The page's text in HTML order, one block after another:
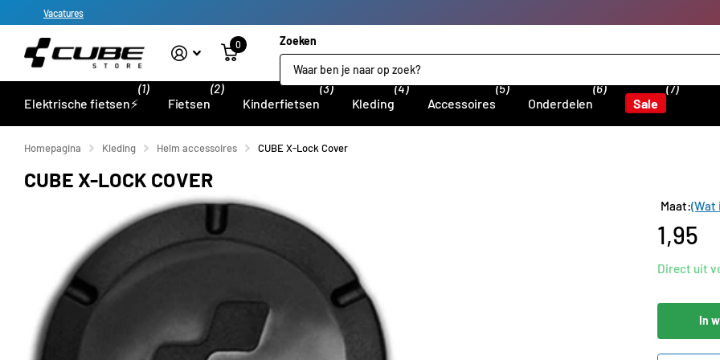
Vacatures
Zoeken
0
Elektrische fietsen⚡
(1)
Fietsen
(2)
Kinderfietsen
(3)
Kleding
(4)
Accessoires
(5)
Onderdelen
(6)
Sale
(7)
Homepagina Kleding Helm accessoires CUBE X-Lock Cover
CUBE X-LOCK COVER
Maat:(Wat
1,95
Direct uit
In